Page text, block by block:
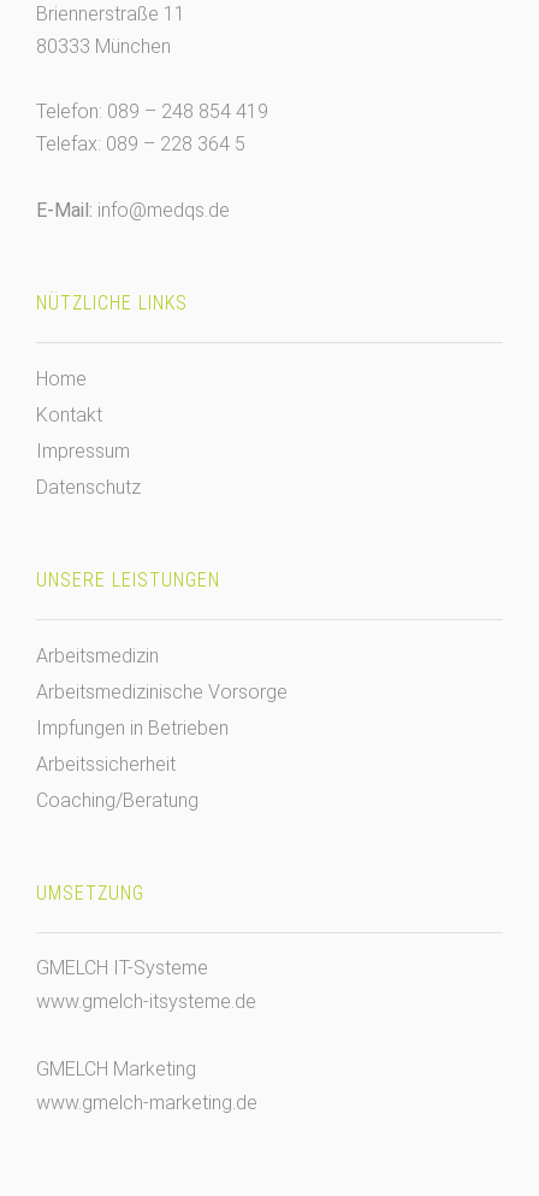
Briennerstraße 11
80333 München
Telefon: 089 – 248 854 419
Telefax: 089 – 228 364 5
E-Mail: info@medqs.de
NÜTZLICHE LINKS
Home
Kontakt
Impressum
Datenschutz
UNSERE LEISTUNGEN
Arbeitsmedizin
Arbeitsmedizinische Vorsorge
Impfungen in Betrieben
Arbeitssicherheit
Coaching/Beratung
UMSETZUNG
GMELCH IT-Systeme
www.gmelch-itsysteme.de
GMELCH Marketing
www.gmelch-marketing.de